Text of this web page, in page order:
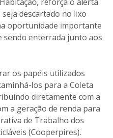
descartado no lixo
oportunidade importante
sendo enterrada junto aos
os papéis utilizados
los para a Coleta
diretamente com a
a geração de renda para
de Trabalho dos
(Cooperpires).